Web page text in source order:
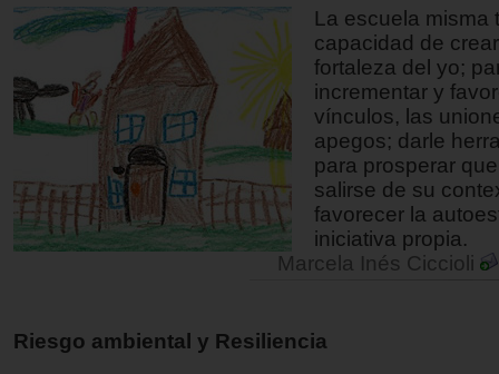
La escuela misma
capacidad de
fortaleza del yo;
incrementar y
vínculos, las
apegos; darle
para prosperar
salirse de su
favorecer la
iniciativa propia.
Marcela Inés Ciccioli
Riesgo ambiental y Resiliencia